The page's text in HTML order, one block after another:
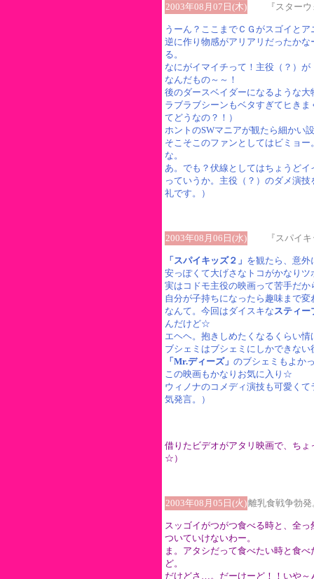
2003年08月07日(木) 『スターウ
うーん？ここまでＣＧがスゴイとア
逆に作り物感がアリアリだったか
る。
なにがイマイチって！主役（？）が
なんだもの～～！
後のダースベイダーになるような
ラブラブシーンもベタすぎてヒき
てどうなの？！）
ホントのSWマニアが観たら細かい
そこそこのファンとしてはビミョ
な。
あ。でも？伏線としてはちょうどイ
っていうか。主役（？）のダメ演
礼です。）
2003年08月06日(水) 『スパイキ
「スパイキッズ２」 を観たら、意外
安っぽくて大げさなトコがかなり
実はコドモ主役の映画って苦手だ
自分が子持ちになったら趣味まで
なんて。今回はダイスキなスティー
んだけど☆
エヘヘ。抱きしめたくなるくらい
ブシェミはブシェミにしかできな
「Mr.ディーズ」 のブシェミもよか
この映画もかなりお気に入り☆
ウィノナのコメディ演技も可愛く
気発言。）
借りたビデオがアタリ映画で、ち
☆）
2003年08月05日(火)離乳食戦争勃発
スッゴイがつがつ食べる時と、全
ついていけないわー。
ま。アタシだって食べたい時と食
ど。
だけどさ…。だーけーど！！いや～